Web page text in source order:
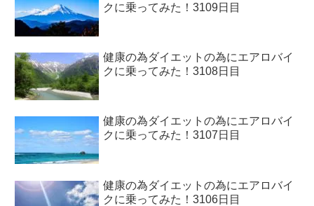
クに乗ってみた！3109日目
健康の為ダイエットの為にエアロバイ
クに乗ってみた！3108日目
健康の為ダイエットの為にエアロバイ
クに乗ってみた！3107日目
健康の為ダイエットの為にエアロバイ
クに乗ってみた！3106日目